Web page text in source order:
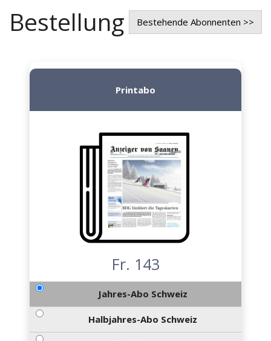
Bestellung Bestehende Abonnenten >>
Printabo
Fr. 143
Jahres-Abo Schweiz
Halbjahres-Abo Schweiz